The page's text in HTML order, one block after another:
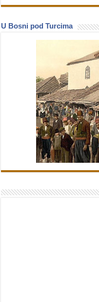
U Bosni pod Turcima